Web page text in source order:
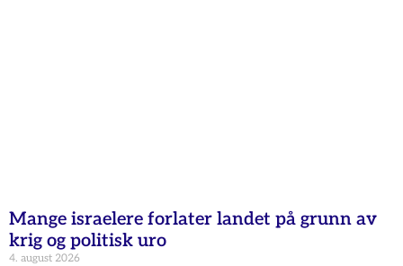
Mange israelere forlater landet på grunn av
krig og politisk uro
4. august 2026